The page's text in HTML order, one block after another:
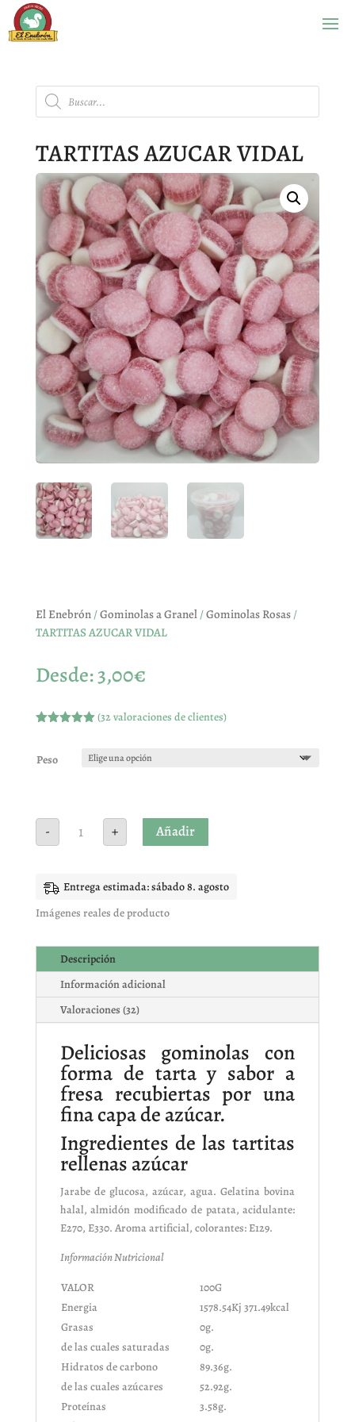
Búsqueda
de
productos
TARTITAS AZUCAR VIDAL
El Enebrón/Gominolas a Granel/Gominolas Rosas/
TARTITAS AZUCAR VIDAL
Desde:3,00€
5 en base
a
(32valoraciones de clientes)
Peso
-
TARTITAS
AZUCAR + Añadir
Entrega estimada: sábado 8. agosto
Imágenes reales de producto
Descripción
Información adicional
Valoraciones (32)
Deliciosas gominolas con
forma de tarta y sabor a
fresa recubiertas por una
fina capa de azúcar.
Ingredientes de las tartitas
rellenas azúcar
Jarabe de glucosa, azúcar, agua. Gelatina bovina
halal, almidón modificado de patata, acidulante:
E270, E330. Aroma artificial, colorantes: E129.
Información Nutricional
VALOR
100G
Energia
1578.54Kj 371.49kcal
Grasas
0g.
de las cuales saturadas
0g.
Hidratos de carbono
89.36g.
de las cuales azúcares
52.92g.
Proteínas
3.58g.